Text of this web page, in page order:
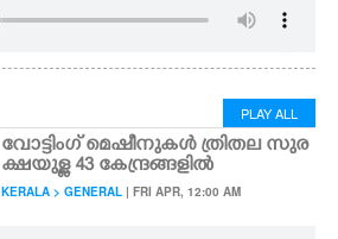
PLAY ALL
വോട്ടിംഗ് മെഷീനുകൾ ത്രിതല സുര
ക്ഷയുള്ള 43 കേന്ദ്രങ്ങളിൽ
KERALA > GENERAL | FRI APR, 12:00 AM